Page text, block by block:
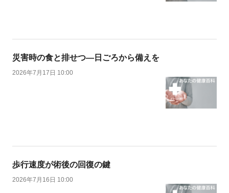
災害時の食と排せつ―日ごろから備えを
2026年7月17日 10:00
歩行速度が術後の回復の鍵
2026年7月16日 10:00